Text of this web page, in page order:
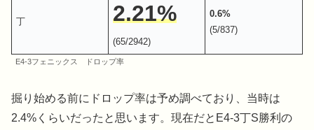
丁 2.21%
(65/2942)
0.6%
(5/837)
E4-3フェニックス ドロップ率
掘り始める前にドロップ率は予め調べており、当時は
2.4%くらいだったと思います。現在だとE4-3丁S勝利の